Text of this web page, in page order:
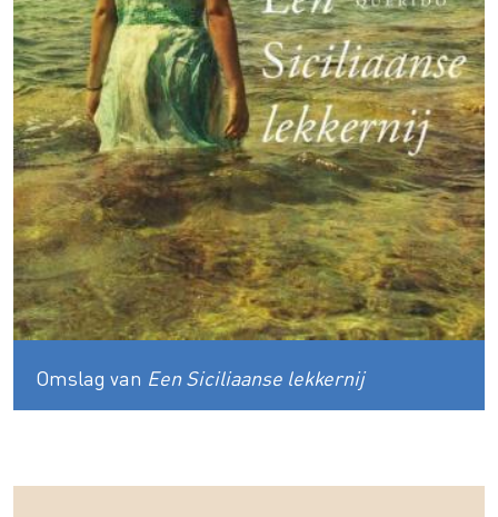
Omslag van Een Siciliaanse lekkernij